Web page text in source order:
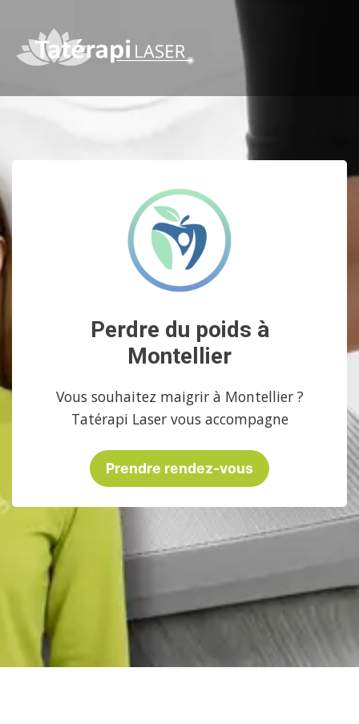
Perdre du poids à
Montellier
Vous souhaitez maigrir à Montellier ?
Tatérapi Laser vous accompagne
Prendre rendez-vous